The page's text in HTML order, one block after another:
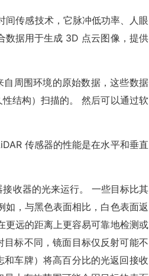
传感技术，它脉冲低功率、人眼
数据用于生成 3D 点云图像，提供
周围环境的原始数据，这些数据
结构）扫描的。 然后可以通过软
传感器的性能是在水平和垂直
收器的光来运行。 一些目标比其
，与黑色表面相比，白色表面返
更远的距离上更容易可靠地检测或
标不同，镜面目标仅反射可能不
车牌）将高百分比的光返回接收